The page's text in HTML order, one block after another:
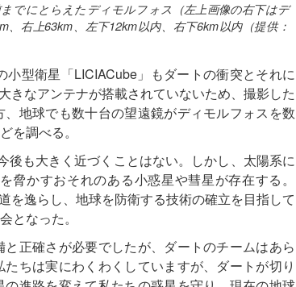
でにとらえたディモルフォス（左上画像の右下はデ
右上63km、左下12km以内、右下6km以内（提供：
型衛星「LICIACube」もダートの衝突とそれに
きなアンテナが搭載されていないため、撮影した
地球でも数十台の望遠鏡がディモルフォスを数
を調べる。
も大きく近づくことはない。しかし、太陽系に
かすおそれのある小惑星や彗星が存在する。
逸らし、地球を防衛する技術の確立を目指して
となった。
正確さが必要でしたが、ダートのチームはあら
ちは実にわくわくしていますが、ダートが切り